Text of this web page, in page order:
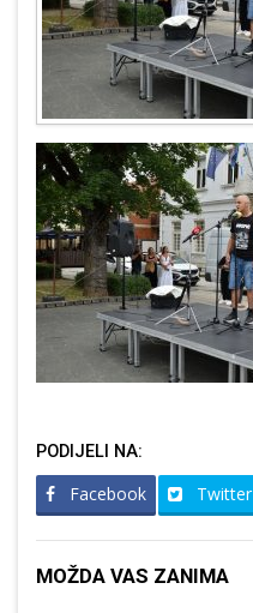
PODIJELI NA:
Facebook Twitter
MOŽDA VAS ZANIMA